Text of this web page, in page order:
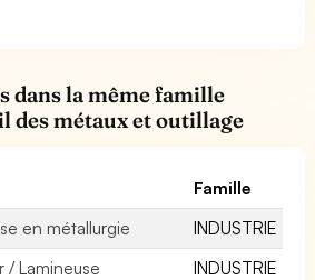
dans la même famille
des métaux et outillage
Famille
en métallurgie
INDUSTRIE
/ Lamineuse
INDUSTRIE